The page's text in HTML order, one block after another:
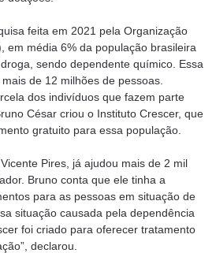
feita em 2021 pela Organização
em média 6% da população brasileira
sendo dependente químico. Essa
de 12 milhões de pessoas.
dos indivíduos que fazem parte
César criou o Instituto Crescer, que
gratuito para essa população.
Pires, já ajudou mais de 2 mil
Bruno conta que ele tinha a
para as pessoas em situação de
situação causada pela dependência
foi criado para oferecer tratamento
declarou.